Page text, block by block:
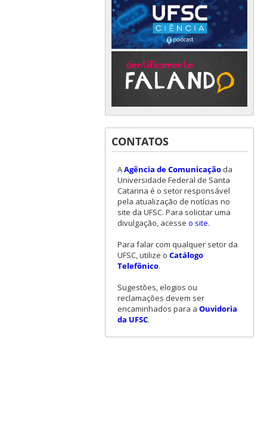
CONTATOS
AAgência de Comunicaçãoda
Universidade Federal de Santa
Catarina é o setor responsável
pela atualização de notícias no
site da UFSC. Para solicitar uma
divulgação, acesse o site.
Para falar com qualquer setor da
UFSC, utilize o Catálogo
Telefônico.
Sugestões, elogios ou
reclamações devem ser
encaminhados para a Ouvidoria
da UFSC.